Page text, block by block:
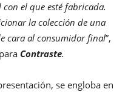
el que esté fabricada.
la colección de una
cara al consumidor final”,
para Contraste.
se engloba en